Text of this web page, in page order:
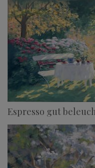
Espresso gut